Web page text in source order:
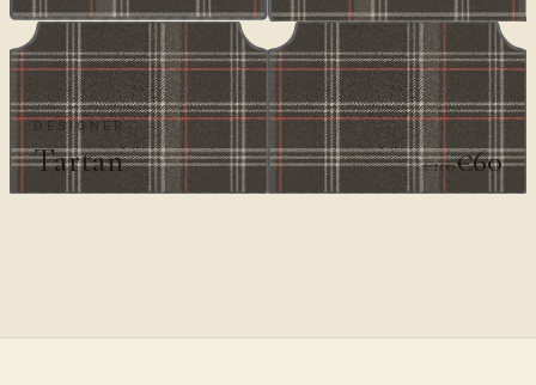
DESIGNER
Tartan €100€60